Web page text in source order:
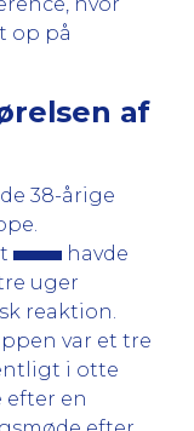
op på
af
38-årige
havde
uger
reaktion.
var et tre
i otte
en